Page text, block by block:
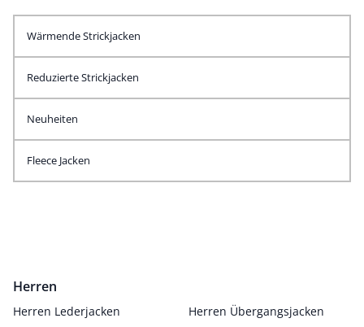
Wärmende Strickjacken
Reduzierte Strickjacken
Neuheiten
Fleece Jacken
Herren
Herren Lederjacken
Herren Übergangsjacken